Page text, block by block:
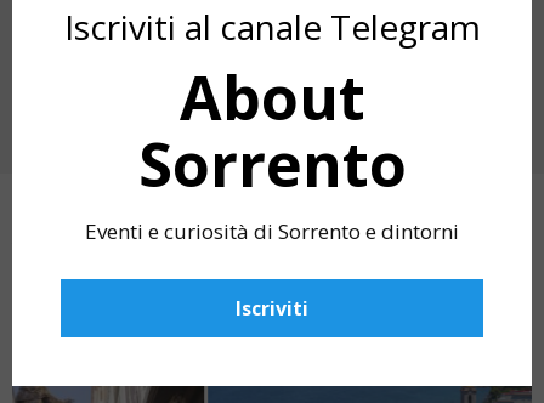
EVENTI SETTEMBRE 2021 SORRENTO:
PRESENTAZIONE LIBRO “LA FIAMMA
PROSSIMO ARTICOLO
1^ OUTDOOR FEST A MONTE FAITO
ARTICOLI CORRELATI
Iscriviti al canale Telegram
About
Sorrento
Eventi e curiosità di Sorrento e dintorni
Iscriviti